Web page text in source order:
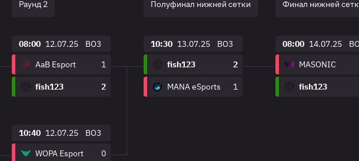
Раунд 2
08:00 12.07.25
BO3
AaB Esport
1
fish123 2
10:40 12.07.25
BO3
WOPA Esport
0
Полуфинал нижней сетки
10:30 13.07.25
BO3
fish123
2
MANA eSports 1
Финал нижней
08:00 14.07.25
MASONIC
fish123